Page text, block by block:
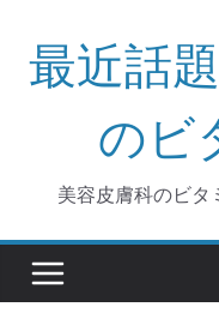
キ
最近話
のビ
美容皮膚科のビタ